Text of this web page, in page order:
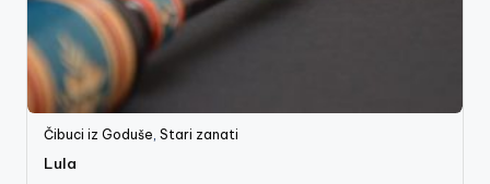
Čibuci iz Goduše,Stari zanati
Lula